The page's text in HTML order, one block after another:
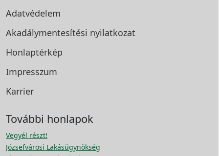
Adatvédelem
Akadálymentesítési nyilatkozat
Honlaptérkép
Impresszum
Karrier
További honlapok
Vegyél részt!
Józsefvárosi Lakásügynökség